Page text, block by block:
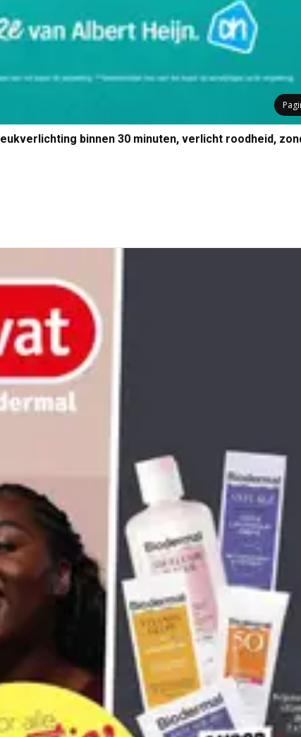
binnen 30 minuten, verlicht roodheid,